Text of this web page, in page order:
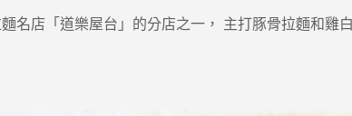
名店「道樂屋台」的分店之一， 主打豚骨拉麵和雞